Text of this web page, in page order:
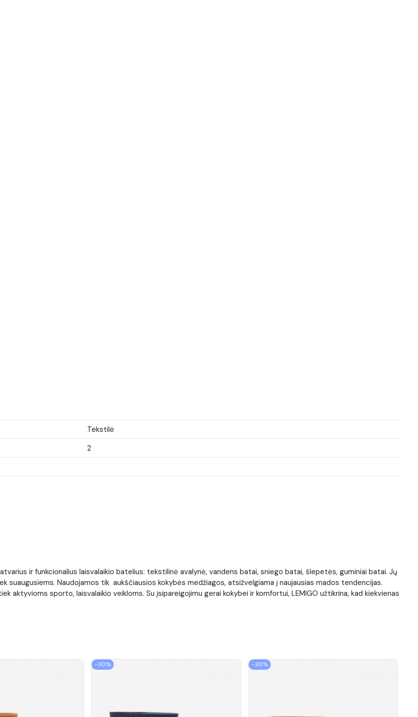
Tekstilė
2
ir funkcionalius laisvalaikio batelius: tekstilinė avalynė, vandens batai, sniego batai, šlepetės, guminiai batai. Jų
suaugusiems. Naudojamos tik aukščiausios kokybės medžiagos, atsižvelgiama į naujausias mados tendencijas.
aktyvioms sporto, laisvalaikio veikloms. Su įsipareigojimu gerai kokybei ir komfortui, LEMIGO užtikrina, kad kiekvienas
−30% −30%